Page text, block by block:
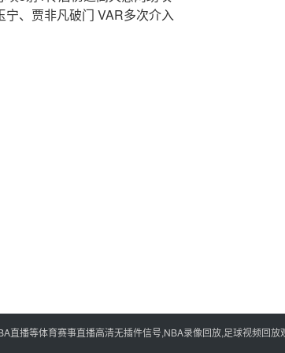
、贾非凡破门 VAR多次介入
直播等体育赛事直播高清无插件信号,NBA录像回放,足球视频回